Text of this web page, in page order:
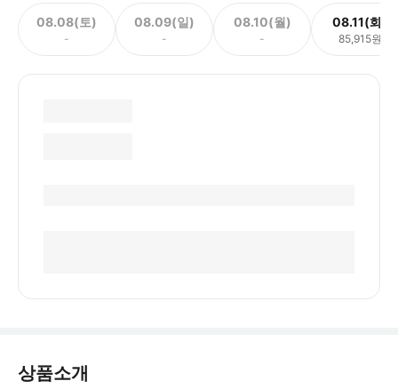
08.08(토)
-
08.09(일)
-
08.10(월)
-
08.11(화)
85,915원
상품소개